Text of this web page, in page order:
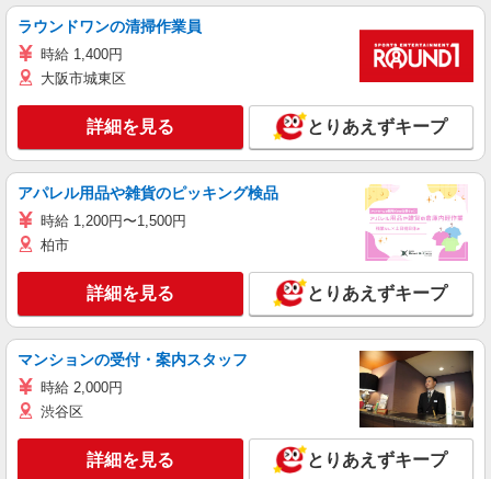
ラウンドワンの清掃作業員
時給 1,400円
大阪市城東区
詳細を見る とりあえずキープ
アパレル用品や雑貨のピッキング検品
時給 1,200円〜1,500円
柏市
詳細を見る とりあえずキープ
マンションの受付・案内スタッフ
時給 2,000円
渋谷区
詳細を見る とりあえずキープ